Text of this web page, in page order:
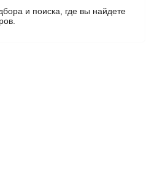
и поиска, где вы найдете